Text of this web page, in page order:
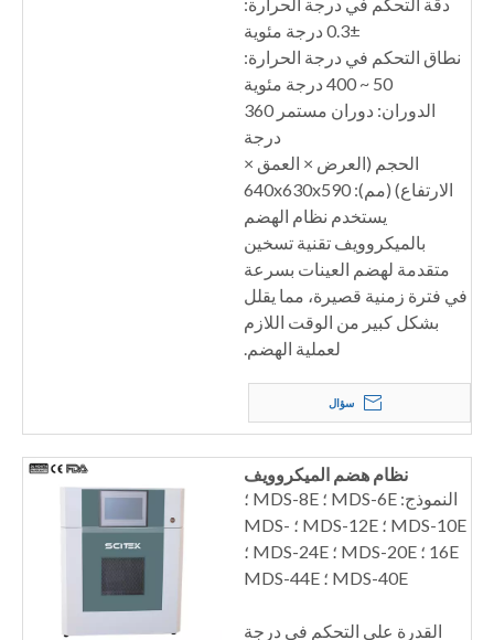
±0.3 درجة مئوية
نطاق التحكم في درجة الحرارة:
50 ~ 400 درجة مئوية
الدوران: دوران مستمر 360
درجة
الحجم (العرض × العمق ×
الارتفاع) (مم): 640x630x590
يستخدم نظام الهضم
بالميكروويف تقنية تسخين
متقدمة لهضم العينات بسرعة
في فترة زمنية قصيرة، مما يقلل
بشكل كبير من الوقت اللازم
لعملية الهضم.
سؤال
نظام هضم الميكروويف
النموذج: MDS-6E ؛ MDS-8E ؛
MDS-10E ؛ MDS-12E ؛ MDS-
16E ؛ MDS-20E ؛ MDS-24E ؛
MDS-40E ؛ MDS-44E
القدرة على التحكم في درجة